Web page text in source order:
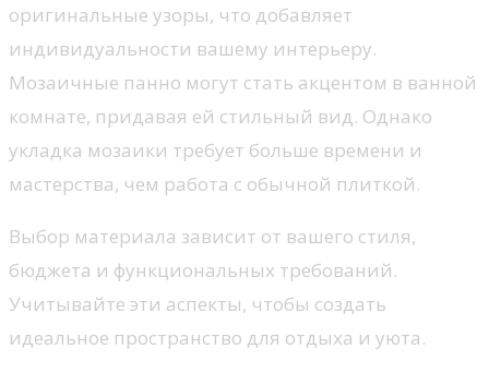
оригинальные узоры, что добавляет
индивидуальности вашему интерьеру.
Мозаичные панно могут стать акцентом в ванной
комнате, придавая ей стильный вид. Однако
укладка мозаики требует больше времени и
мастерства, чем работа с обычной плиткой.
Выбор материала зависит от вашего стиля,
бюджета и функциональных требований.
Учитывайте эти аспекты, чтобы создать
идеальное пространство для отдыха и уюта.